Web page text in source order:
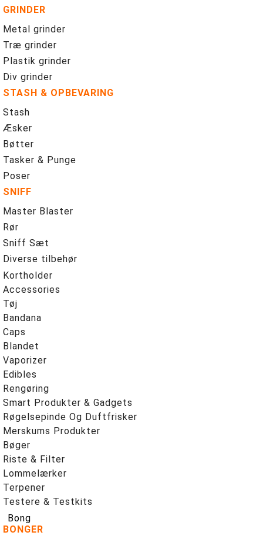
GRINDER
Metal grinder
Træ grinder
Plastik grinder
Div grinder
STASH & OPBEVARING
Stash
Æsker
Bøtter
Tasker & Punge
Poser
SNIFF
Master Blaster
Rør
Sniff Sæt
Diverse tilbehør
Kortholder
Accessories
Tøj
Bandana
Caps
Blandet
Vaporizer
Edibles
Rengøring
Smart Produkter & Gadgets
Røgelsepinde Og Duftfrisker
Merskums Produkter
Bøger
Riste & Filter
Lommelærker
Terpener
Testere & Testkits
Bong
BONGER